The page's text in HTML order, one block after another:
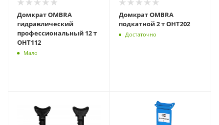
Домкрат OMBRA
гидравлический
профессиональный 12 т
OHT112
Мало
Домкрат OMBRA
подкатной 2 т OHT202
Достаточно